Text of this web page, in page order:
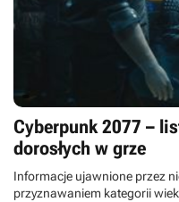
Cyberpunk 2077 –
dorosłych w grze
Informacje ujawnione przez
przyznawaniem kategorii